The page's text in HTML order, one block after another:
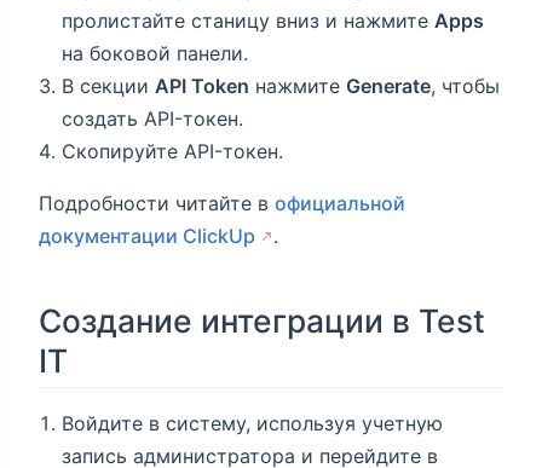
пролистайте станицу вниз и нажмите Apps
на боковой панели.
В секции API Token нажмите Generate, чтобы
создать API-токен.
Скопируйте API-токен.
Подробности читайте в официальной
документации ClickUp
.
Создание интеграции в Test
IT
Войдите в систему, используя учетную
запись администратора и перейдите в